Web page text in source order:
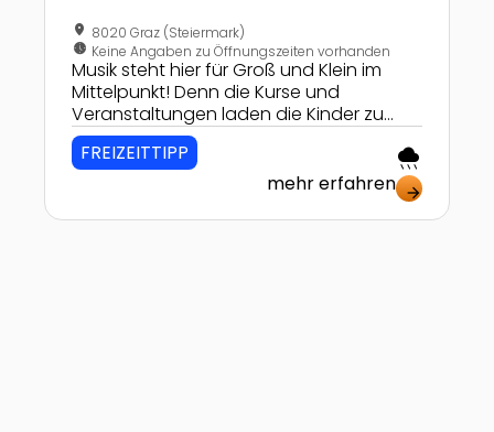
location_on 8020 Graz (Steiermark)
nest_clock_farsight_analog Keine Angaben zu Öffnungszeiten vorhanden
Musik steht hier für Groß und Klein im
Mittelpunkt! Denn die Kurse und
Veranstaltungen laden die Kinder zu
Kreativität ein und dazu, ihre Musikalität
zu erproben.
FREIZEITTIPP rainy
mehr erfahren arrow_forward